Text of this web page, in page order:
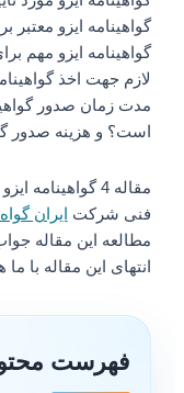
گواهینامه ایزو مهم
لازم جهت اخذ
مدت زمان صدور
است؟ و هزینه صدور
مقاله 4
فنی شرکتایران گواه
مطالعه این مقاله
انتهای این مقاله با ما
فهرست